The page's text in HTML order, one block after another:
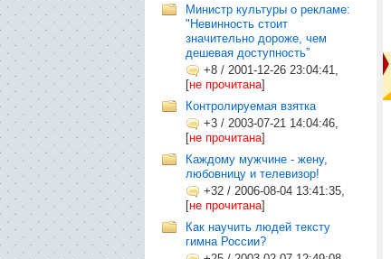
Министр культуры о рекламе:
"Невинность стоит
значительно дороже, чем
дешевая доступность”
+8 / 2001-12-26 23:04:41,
[не прочитана]
Контролируемая взятка
+3 / 2003-07-21 14:04:46,
[не прочитана]
Каждому мужчине - жену,
любовницу и телевизор!
+32 / 2006-08-04 13:41:35,
[не прочитана]
Как научить людей тексту
гимна России?